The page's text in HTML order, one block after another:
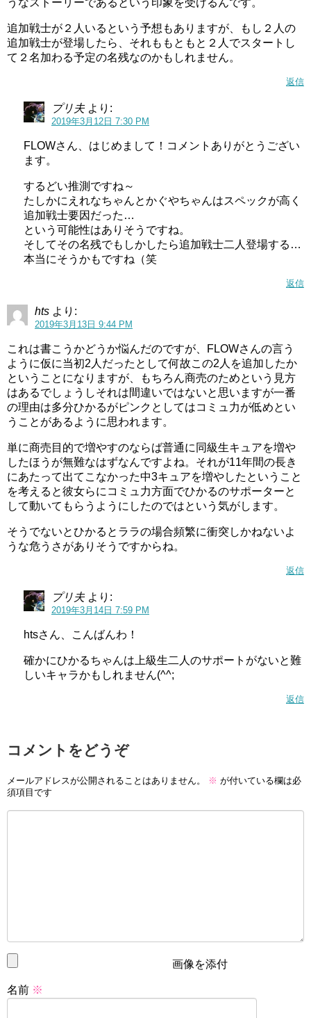
うなストーリーであるという印象を受けるんです。
追加戦士が２人いるという予想もありますが、もし２人の
追加戦士が登場したら、それももともと２人でスタートし
て２名加わる予定の名残なのかもしれません。
返信
プリ夫 より:
2019年3月12日 7:30 PM
FLOWさん、はじめまして！コメントありがとうござい
ます。
するどい推測ですね～
たしかにえれなちゃんとかぐやちゃんはスペックが高く
追加戦士要因だった…
という可能性はありそうですね。
そしてその名残でもしかしたら追加戦士二人登場する…
本当にそうかもですね（笑
返信
hts より:
2019年3月13日 9:44 PM
これは書こうかどうか悩んだのですが、FLOWさんの言う
ように仮に当初2人だったとして何故この2人を追加したか
ということになりますが、もちろん商売のためという見方
はあるでしょうしそれは間違いではないと思いますが一番
の理由は多分ひかるがピンクとしてはコミュ力が低めとい
うことがあるように思われます。
単に商売目的で増やすのならば普通に同級生キュアを増や
したほうが無難なはずなんですよね。それが11年間の長き
にあたって出てこなかった中3キュアを増やしたということ
を考えると彼女らにコミュ力方面でひかるのサポーターと
して動いてもらうようにしたのではという気がします。
そうでないとひかるとララの場合頻繁に衝突しかねないよ
うな危うさがありそうですからね。
返信
プリ夫 より:
2019年3月14日 7:59 PM
htsさん、こんばんわ！
確かにひかるちゃんは上級生二人のサポートがないと難
しいキャラかもしれません(^^;
返信
コメントをどうぞ
メールアドレスが公開されることはありません。 ※ が付いている欄は必
須項目です
画像を添付
名前 ※